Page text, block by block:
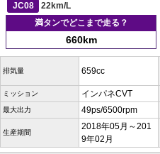
JC08
22km/L
満タンでどこまで走る？
660km
排気量 659cc
ミッション インパネCVT
最大出力 49ps/6500rpm
生産期間
2018年05月～201
9年02月